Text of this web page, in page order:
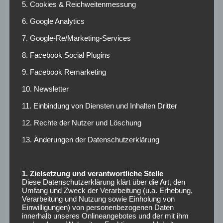
oder den 2. Mannschaften der Profiteams. Für die
Darmstädter ist es ein guter Transfer um die Breite des
Kaders zu stärken, nicht mehr nicht weniger.
Markus Steinhöfer
Sollten sie jetzt nachgrübeln woher sie diesen Namen
Steinhöfer ist nämlich in der Bundesliga auch kein
Unbekannter. Vor ca. 10 Jahren kickte er für die Eintracht
konnte. Es folgten einige Stationen im Ausland und in der
werden.
Mit 30 Jahren nun also die Rückkehr in das Oberhaus des
deutschen Fussballs
5. Cookies & Reichweitenmessung
6. Google Analytics
7. Google-Re/Marketing-Services
8. Facebook Social Plugins
9. Facebook Remarketing
10. Newsletter
11. Einbindung von Diensten und Inhalten Dritter
12. Rechte der Nutzer und Löschung
13. Änderungen der Datenschutzerklärung
1. Zielsetzung und verantwortliche Stelle
Diese Datenschutzerklärung klärt über die Art, den
Umfang und Zweck der Verarbeitung (u.a. Erhebung,
Verarbeitung und Nutzung sowie Einholung von
Einwilligungen) von personenbezogenen Daten
innerhalb unseres Onlineangebotes und der mit ihm